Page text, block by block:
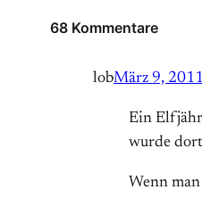
68 Kommentare
lobMärz 9, 2011
Ein
wurde
Wenn